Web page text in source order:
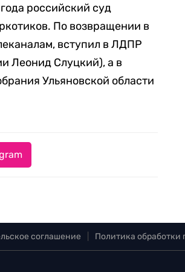
российский суд
По возвращении в
вступил в ЛДПР
Леонид Слуцкий), а в
Ульяновской области
соглашение Политика